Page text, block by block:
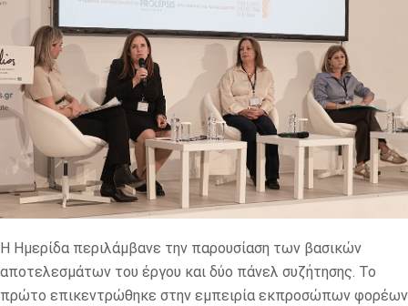
Η Ημερίδα περιλάμβανε την παρουσίαση των βασικών
αποτελεσμάτων του έργου και δύο πάνελ συζήτησης. Το
πρώτο επικεντρώθηκε στην εμπειρία εκπροσώπων φορέων